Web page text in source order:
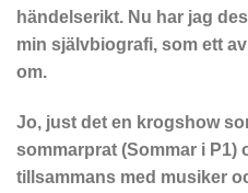
händelserikt. Nu har jag
min självbiografi, som ett
om.
Jo, just det en krogshow
sommarprat (Sommar i P1)
tillsammans med musiker